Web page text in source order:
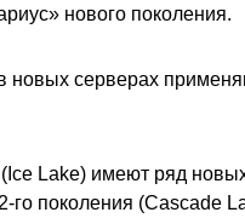
нового поколения.
новых серверах
Lake) имеют ряд
поколения (Cascade